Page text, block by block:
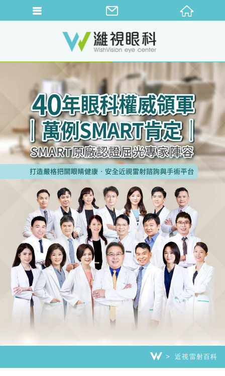
近視雷射百科